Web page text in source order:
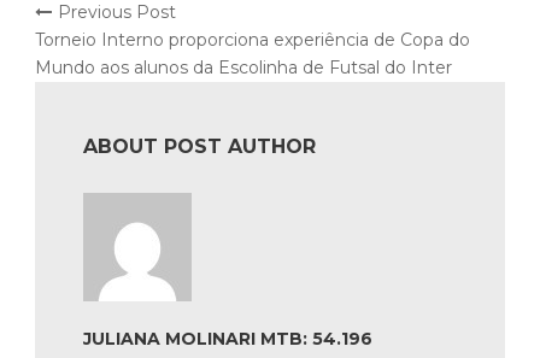
Previous Post
Torneio Interno proporciona experiência de Copa do
Mundo aos alunos da Escolinha de Futsal do Inter
ABOUT POST AUTHOR
JULIANA MOLINARI MTB: 54.196